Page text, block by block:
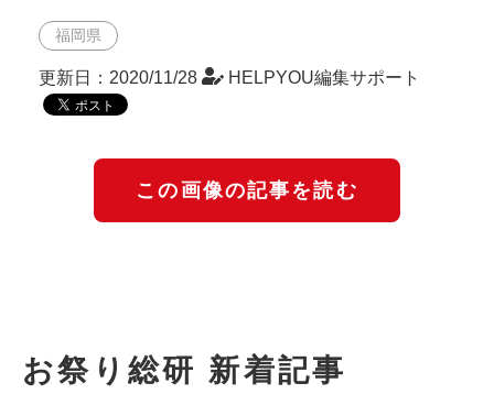
福岡県
更新日：2020/11/28 HELPYOU編集サポート
この画像の記事を読む
お祭り総研 新着記事